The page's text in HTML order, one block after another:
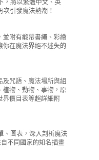
，將以繁體中文、英
引發魔法熱潮！
並附有緞帶書繩、彩繪
你在魔法界絕不迷失的
咒語、魔法場所與組
物、動物、事物，原
界價目表等超詳細附
、圖表，深入剖析魔法
不同國家的知名插畫